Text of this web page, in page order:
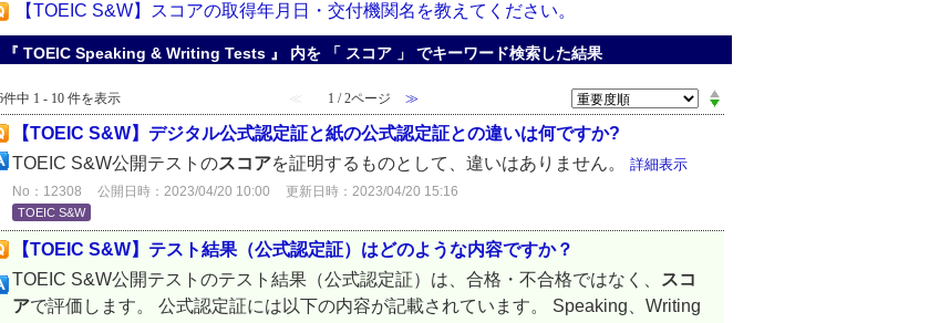
【TOEIC S&W】スコアの取得年月日・交付機関名を教えてください。
『 TOEIC Speaking & Writing Tests 』 内を 「 スコア 」 でキーワード検索した結果
件中 1 - 10 件を表示 ≪ 1 / 2ページ ≫
【TOEIC S&W】デジタル公式認定証と紙の公式認定証との違いは何ですか?
TOEIC S&W公開テストのスコアを証明するものとして、違いはありません。 詳細表示
No：12308 公開日時：2023/04/20 10:00 更新日時：2023/04/20 15:16
TOEIC S&W
【TOEIC S&W】テスト結果（公式認定証）はどのような内容ですか？
TOEIC S&W公開テストのテスト結果（公式認定証）は、合格・不合格ではなく、
スコ
アで評価します。 公式認定証には以下の内容が記載されています。 Speaking、Writing